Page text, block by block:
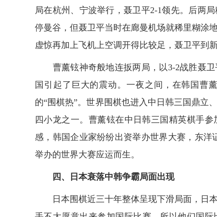
局在杭州、宁波举行，聂卫平2-1领先。后两
停曼谷，但聂卫平当时在廊曼机场就稀里糊涂
虚惊再加上飞机上空调开得比较足，聂卫平到
曹薰铉神奇般地连扳两局，以3-2战胜聂卫
国引起了巨大的震动。一夜之间，在韩国曹
的“围棋热”。世界围棋也进入中日韩三国鼎立
四小龙之一。曹薰铉在中日韩三国精英棋手
感，韩国企业家纷纷出资举办世界大赛，东
举办的世界大赛应运而生。
四、日本衰落中韩争霸局面出现
日本围棋近三十年整体呈现下滑局面，日